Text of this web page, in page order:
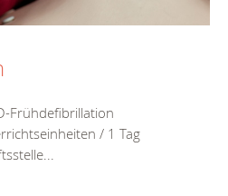
Frühdefibrillation
/ 1 Tag